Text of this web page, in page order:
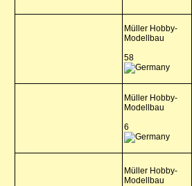
Müller Hobby-
Modellbau
58
Müller Hobby-
Modellbau
6
Müller Hobby-
Modellbau